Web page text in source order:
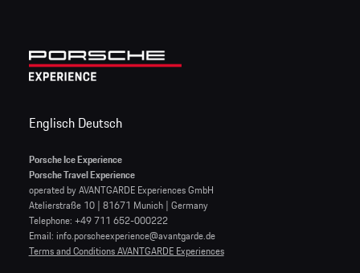
Englisch Deutsch
Porsche Ice Experience
Porsche Travel Experience
operated by AVANTGARDE Experiences GmbH
Atelierstraße 10 | 81671 Munich | Germany
Telephone: +49 711 652-000222
Email: info.porscheexperience@avantgarde.de
Terms and Conditions AVANTGARDE Experiences